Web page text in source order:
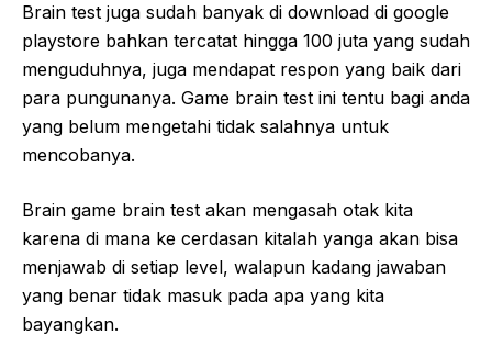
Brain test juga sudah banyak di download di google
playstore bahkan tercatat hingga 100 juta yang sudah
menguduhnya, juga mendapat respon yang baik dari
para pungunanya. Game brain test ini tentu bagi anda
yang belum mengetahi tidak salahnya untuk
mencobanya.
Brain game brain test akan mengasah otak kita
karena di mana ke cerdasan kitalah yanga akan bisa
menjawab di setiap level, walapun kadang jawaban
yang benar tidak masuk pada apa yang kita
bayangkan.